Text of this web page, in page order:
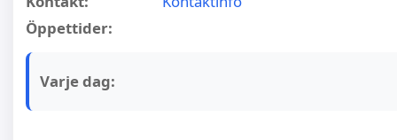
Öppettider:
Varje dag: